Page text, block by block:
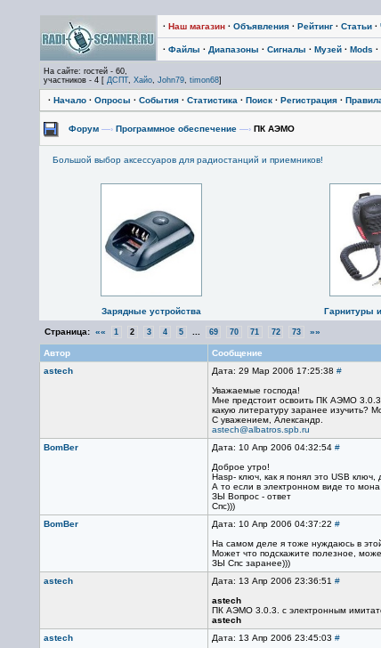
· Наш магазин· Объявления· Рейтинг· Статьи·
· Файлы · Диапазоны · Сигналы · Музей· Mods ·
На сайте: гостей - 60,
участников - 4 [ ДСПТ, Хайо, John79, timon68]
· Начало· Опросы · События· Статистика · Поиск· Регистрация·
Форум —› Программное обеспечение —›ПК АЭМО
Большой выбор аксессуаров для радиостанций и приемников!
Зарядные устройства Гарнитуры
Страница: «« 1 2 3 4 5 69 70 71 72 73 »»
Автор
Сообщение
astech
Дата: 29 Мар 2006 17:25:38 #
Уважаемые господа!
Мне предстоит освоить ПК АЭМО
какую литературу заранее изучить?
С уважением, Александр.
astech@albatros.spb.ru
BomBer
Дата: 10 Апр 2006 04:32:54 #
Доброе утро!
Hasp- ключ, как я понял это USB ключ,
А то если в электронном виде то
ЗЫ Вопрос - ответ
Спс)))
BomBer
Дата: 10 Апр 2006 04:37:22 #
На самом деле я тоже нуждаюсь в
Может что подскажите полезное,
ЗЫ Спс заранее)))
astech
Дата: 13 Апр 2006 23:36:51 #
astech
ПК АЭМО 3.0.3. с электронным
astech
astech
Дата: 13 Апр 2006 23:45:03 #